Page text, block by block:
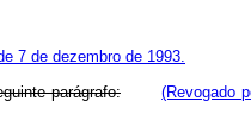
7 de dezembro de 1993.
parágrafo: (Revogado